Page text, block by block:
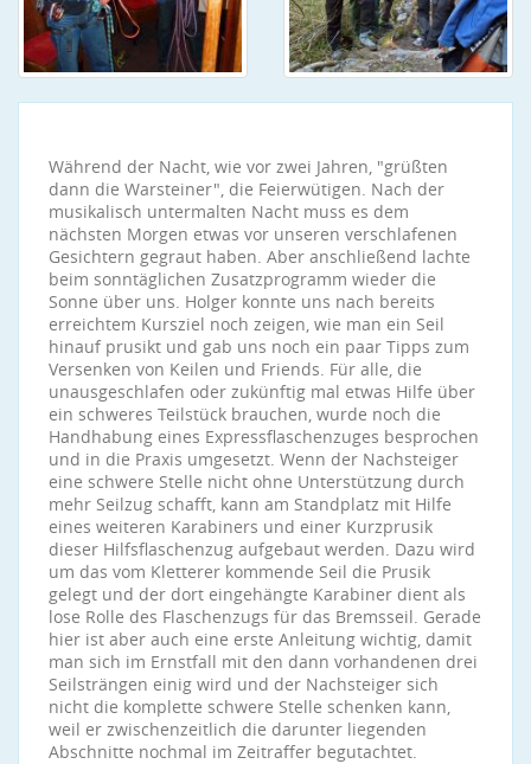
Während der Nacht, wie vor zwei Jahren, "grüßten
dann die Warsteiner", die Feierwütigen. Nach der
musikalisch untermalten Nacht muss es dem
nächsten Morgen etwas vor unseren verschlafenen
Gesichtern gegraut haben. Aber anschließend lachte
beim sonntäglichen Zusatzprogramm wieder die
Sonne über uns. Holger konnte uns nach bereits
erreichtem Kursziel noch zeigen, wie man ein Seil
hinauf prusikt und gab uns noch ein paar Tipps zum
Versenken von Keilen und Friends. Für alle, die
unausgeschlafen oder zukünftig mal etwas Hilfe über
ein schweres Teilstück brauchen, wurde noch die
Handhabung eines Expressflaschenzuges besprochen
und in die Praxis umgesetzt. Wenn der Nachsteiger
eine schwere Stelle nicht ohne Unterstützung durch
mehr Seilzug schafft, kann am Standplatz mit Hilfe
eines weiteren Karabiners und einer Kurzprusik
dieser Hilfsflaschenzug aufgebaut werden. Dazu wird
um das vom Kletterer kommende Seil die Prusik
gelegt und der dort eingehängte Karabiner dient als
lose Rolle des Flaschenzugs für das Bremsseil. Gerade
hier ist aber auch eine erste Anleitung wichtig, damit
man sich im Ernstfall mit den dann vorhandenen drei
Seilsträngen einig wird und der Nachsteiger sich
nicht die komplette schwere Stelle schenken kann,
weil er zwischenzeitlich die darunter liegenden
Abschnitte nochmal im Zeitraffer begutachtet.